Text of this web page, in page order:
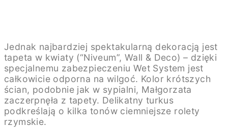
Jednak najbardziej spektakularną dekoracją jest
tapeta w kwiaty (“Niveum”, Wall & Deco) – dzięki
specjalnemu zabezpieczeniu Wet System jest
całkowicie odporna na wilgoć. Kolor krótszych
ścian, podobnie jak w sypialni, Małgorzata
zaczerpnęła z tapety. Delikatny turkus
podkreślają o kilka tonów ciemniejsze rolety
rzymskie.